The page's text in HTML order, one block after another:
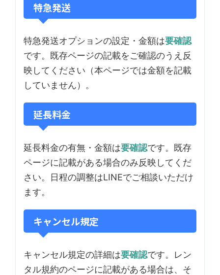
特急発送
特急発送オプションの設定・金額は要確認
です。既存ページの記載をご確認のうえ反
映してください（本ページでは金額を記載
していません）。
延長料金
延長料金の有無・金額は要確認です。既存
ページに記載がある場合のみ反映してくだ
さい。日程の調整はLINEでご相談いただけ
ます。
キャンセル規定
キャンセル規定の詳細は要確認です。レン
タル規約のページに記載がある場合は、そ